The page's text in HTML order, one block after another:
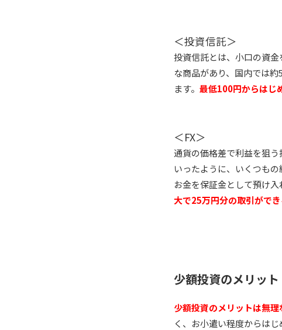
＜投資信託＞
投資信託とは、小口の資
な商品があり、国内では
ます。 最低100円からはじ
＜FX＞
通貨の価格差で利益を狙
いったように、いくつも
お金を保証金として預け
大で25万円分の取引ができ
少額投資のメリット
少額投資のメリットは無理
く、お小遣い程度からは